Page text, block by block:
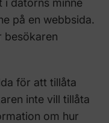
i datorns minne
på en webbsida.
besökaren
för att tillåta
inte vill tillåta
om hur